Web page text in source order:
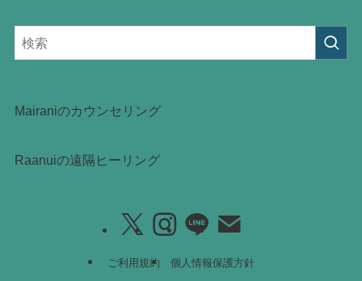
Mairaniのカウンセリング
Raanuiの遠隔ヒーリング
ご利用規約 個人情報保護方針